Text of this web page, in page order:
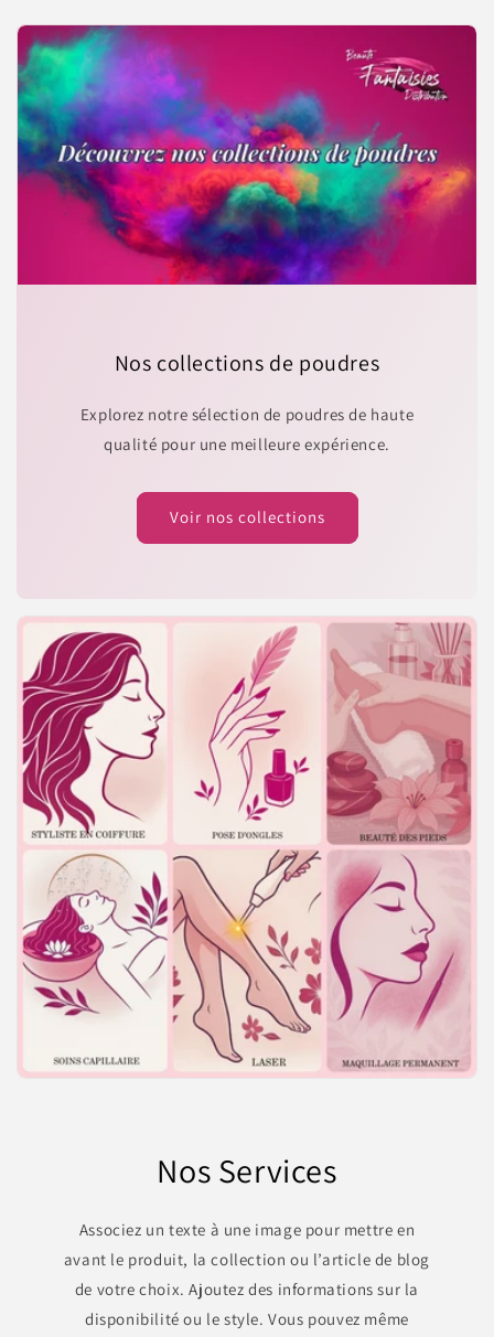
Nos collections de poudres
Explorez notre sélection de poudres de haute
qualité pour une meilleure expérience.
Voir nos collections
Nos Services
Associez un texte à une image pour mettre en
avant le produit, la collection ou l’article de blog
de votre choix. Ajoutez des informations sur la
disponibilité ou le style. Vous pouvez même